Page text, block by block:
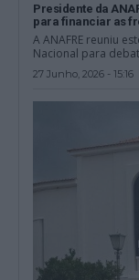
Presidente da
para financiar as
A ANAFRE reuniu
Nacional para
27 Junho, 2026 - 15:16